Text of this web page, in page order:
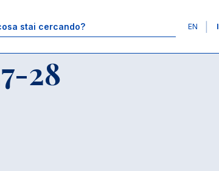
Lingue
EN
28